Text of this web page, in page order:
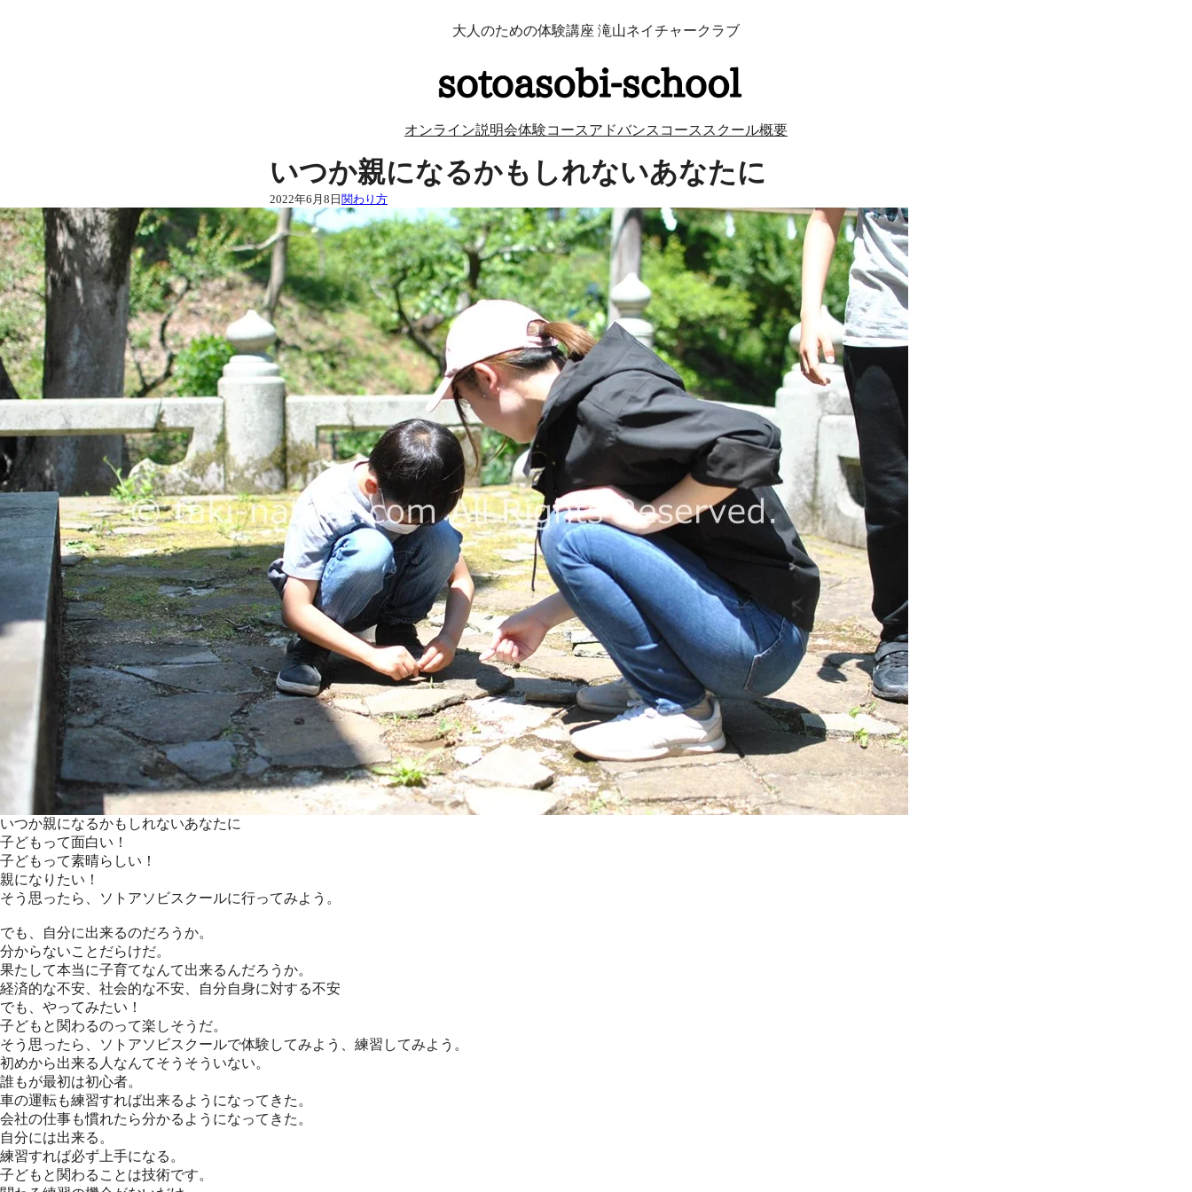
大人のための体験講座 滝山ネイチャークラブ
オンライン説明会体験コースアドバンスコース スクール概要
いつか親になるかもしれないあなたに
2022年6月8日 関わり方
いつか親になるかもしれないあなたに
子どもって面白い！
子どもって素晴らしい！
親になりたい！
そう思ったら、ソトアソビスクールに行ってみよう。
でも、自分に出来るのだろうか。
分からないことだらけだ。
果たして本当に子育てなんて出来るんだろうか。
経済的な不安、社会的な不安、自分自身に対する不安
でも、やってみたい！
子どもと関わるのって楽しそうだ。
そう思ったら、ソトアソビスクールで体験してみよう、練習してみよう。
初めから出来る人なんてそうそういない。
誰もが最初は初心者。
車の運転も練習すれば出来るようになってきた。
会社の仕事も慣れたら分かるようになってきた。
自分には出来る。
練習すれば必ず上手になる。
子どもと関わることは技術です。